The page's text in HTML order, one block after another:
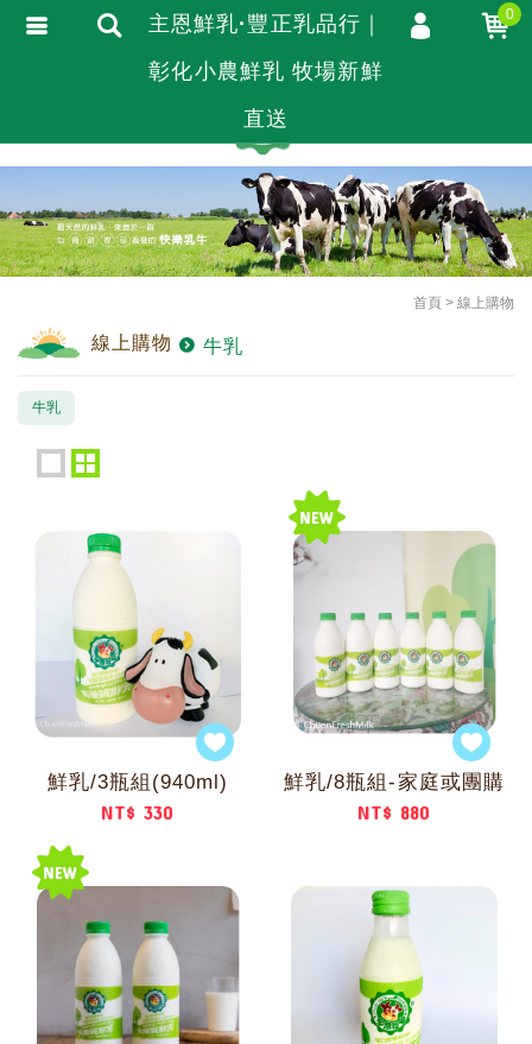
首頁 線上購物
線上購物 牛乳
牛乳
鮮乳/3瓶組(940ml)
NT$ 330
鮮乳/8瓶組-家庭或團購
NT$ 880
主恩鮮乳·豐正乳品行｜
彰化小農鮮乳 牧場新鮮
直送
0
會員登入
會員註冊
忘記密碼
訂單查詢
追蹤清單TRACK LISTING
繁體中文